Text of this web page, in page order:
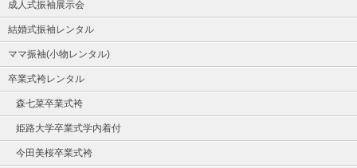
成人式振袖展示会
結婚式振袖レンタル
ママ振袖(小物レンタル)
卒業式袴レンタル
森七菜卒業式袴
姫路大学卒業式学内着付
今田美桜卒業式袴